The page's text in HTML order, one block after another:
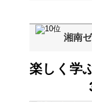
湘南
楽しく学